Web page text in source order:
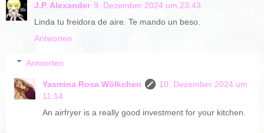
J.P. Alexander 9. Dezember 2024 um 23:43
Linda tu freidora de aire. Te mando un beso.
Antworten
Antworten
Yasmina Rosa Wölkchen
10. Dezember 2024 um
11:14
An airfryer is a really good investment for your kitchen.